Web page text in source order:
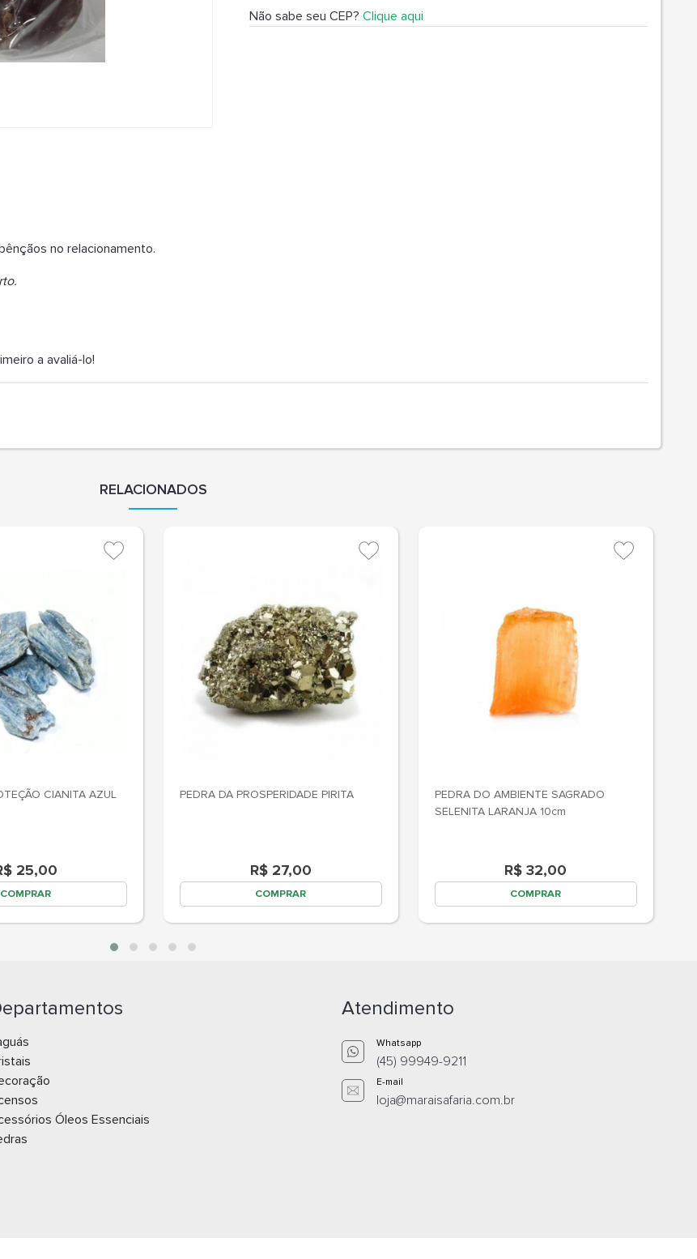
Não sabe seu CEP?Clique aqui
no relacionamento.
a avaliá-lo!
RELACIONADOS
CIANITA AZUL
25,00
COMPRAR
PEDRA DA PROSPERIDADE PIRITA
R$ 27,00
COMPRAR
PEDRA DO AMBIENTE SAGRADO
SELENITA LARANJA 10cm
R$ 32,00
COMPRAR
Óleos Essenciais
Atendimento
Whatsapp
(45) 99949-9211
E-mail
loja@maraisafaria.com.br